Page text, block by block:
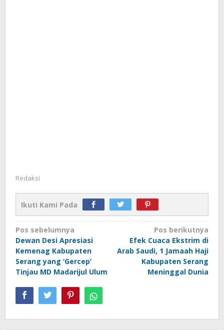
Redaksi
Ikuti Kami Pada
Navigasi
pos
Pos sebelumnya
Dewan Desi Apresiasi
Kemenag Kabupaten
Serang yang ‘Gercep’
Tinjau MD Madarijul Ulum
Pos berikutnya
Efek Cuaca Ekstrim di
Arab Saudi, 1 Jamaah Haji
Kabupaten Serang
Meninggal Dunia